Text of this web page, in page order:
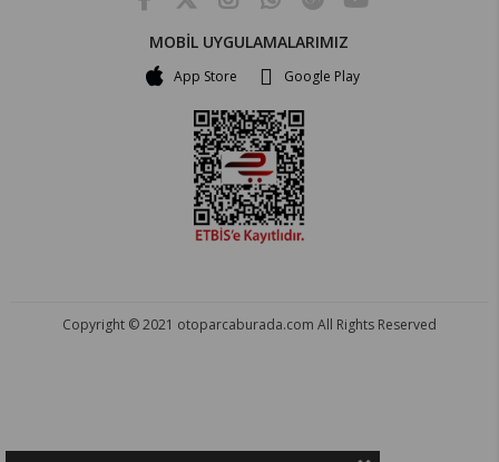
MOBİL UYGULAMALARIMIZ
App Store Google Play
Copyright © 2021 otoparcaburada.com All Rights Reserved